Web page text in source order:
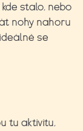
stalo, nebo
nohy nahoru
se
tu aktivitu,